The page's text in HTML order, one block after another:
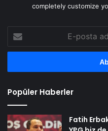
completely customize
posta
adresinizi
Popüler Haberler
Fatih